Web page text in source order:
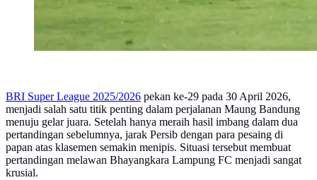
BRI Super League 2025/2026 pekan ke-29 pada 30 April 2026,
menjadi salah satu titik penting dalam perjalanan Maung Bandung
menuju gelar juara. Setelah hanya meraih hasil imbang dalam dua
pertandingan sebelumnya, jarak Persib dengan para pesaing di
papan atas klasemen semakin menipis. Situasi tersebut membuat
pertandingan melawan Bhayangkara Lampung FC menjadi sangat
krusial.